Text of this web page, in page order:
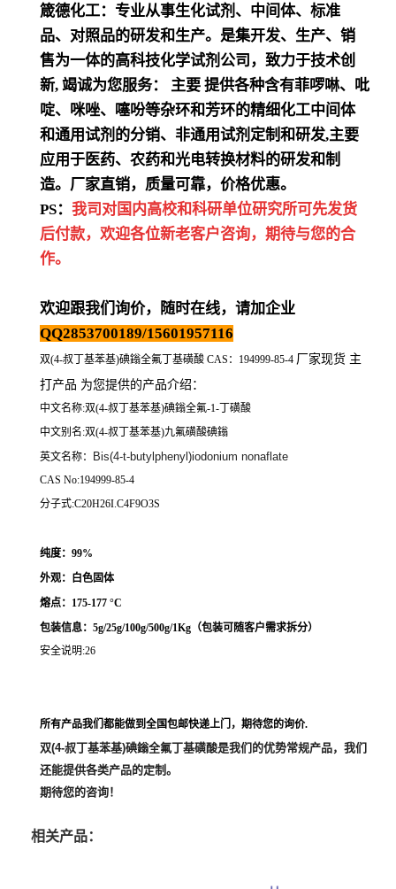
箴德化工：专业从事生化试剂、中间体、标准
品、对照品的研发和生产。是集开发、生产、销
售为一体的高科技化学试剂公司，致力于技术创
新, 竭诚为您服务： 主要 提供各种含有菲啰啉、吡
啶、咪唑、噻吩等杂环和芳环的精细化工中间体
和通用试剂的分销、非通用试剂定制和研发,主要
应用于医药、农药和光电转换材料的研发和制
造。厂家直销，质量可靠，价格优惠。
PS： 我司对国内高校和科研单位研究所可先发货
后付款，欢迎各位新老客户咨询，期待与您的合
作。
欢迎跟我们询价，随时在线，请加企业
QQ2853700189/15601957116
双(4-叔丁基苯基)碘鎓全氟丁基磺酸 CAS：194999-85-4 厂家现货 主
打产品 为您提供的产品介绍 ：
中文名称:双(4-叔丁基苯基)碘鎓全氟-1-丁磺酸
中文别名:双(4-叔丁基苯基)九氟磺酸碘鎓
英文名称：
Bis(4-t-butylphenyl)iodonium nonaflate
CAS No:194999-85-4
分子式:C20H26I.C4F9O3S
纯度：99%
外观：白色固体
熔点： 175-177 °C
包装信息：5g/25g/100g/500g/1Kg（包装可随客户需求拆分）
安全说明:26
所有产品我们都能做到全国包邮快递上门，期待您的询价.
双(4-叔丁基苯基)碘鎓全氟丁基磺酸是我们的优势常规产品，我们
还能提供各类产品的定制。
期待您的咨询！
相关产品：